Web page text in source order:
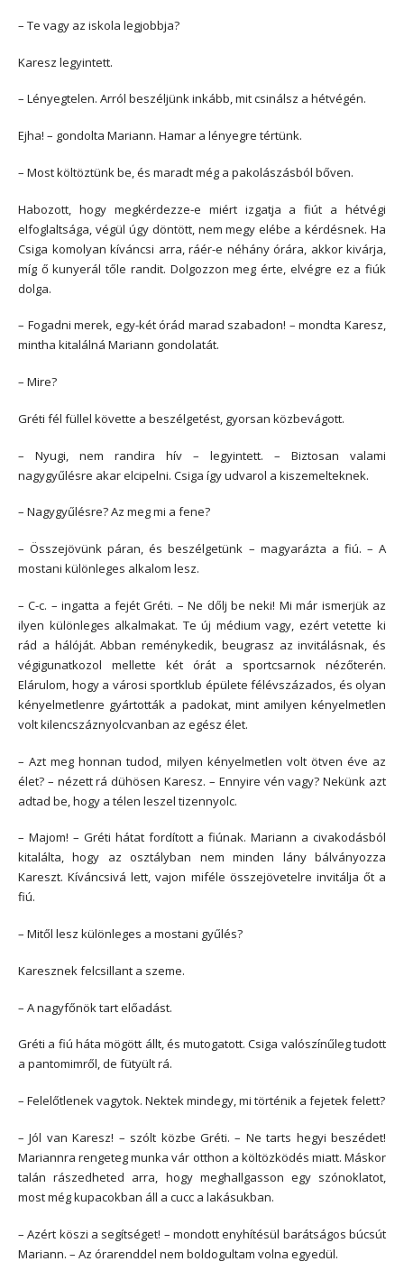
– Te vagy az iskola legjobbja?
Karesz legyintett.
– Lényegtelen. Arról beszéljünk inkább, mit csinálsz a hétvégén.
Ejha! – gondolta Mariann. Hamar a lényegre tértünk.
– Most költöztünk be, és maradt még a pakolászásból bőven.
Habozott, hogy megkérdezze-e miért izgatja a fiút a hétvégi
elfoglaltsága, végül úgy döntött, nem megy elébe a kérdésnek. Ha
Csiga komolyan kíváncsi arra, ráér-e néhány órára, akkor kivárja,
míg ő kunyerál tőle randit. Dolgozzon meg érte, elvégre ez a fiúk
dolga.
– Fogadni merek, egy-két órád marad szabadon! – mondta Karesz,
mintha kitalálná Mariann gondolatát.
– Mire?
Gréti fél füllel követte a beszélgetést, gyorsan közbevágott.
– Nyugi, nem randira hív – legyintett. – Biztosan valami
nagygyűlésre akar elcipelni. Csiga így udvarol a kiszemelteknek.
– Nagygyűlésre? Az meg mi a fene?
– Összejövünk páran, és beszélgetünk – magyarázta a fiú. – A
mostani különleges alkalom lesz.
– C-c. – ingatta a fejét Gréti. – Ne dőlj be neki! Mi már ismerjük az
ilyen különleges alkalmakat. Te új médium vagy, ezért vetette ki
rád a hálóját. Abban reménykedik, beugrasz az invitálásnak, és
végigunatkozol mellette két órát a sportcsarnok nézőterén.
Elárulom, hogy a városi sportklub épülete félévszázados, és olyan
kényelmetlenre gyártották a padokat, mint amilyen kényelmetlen
volt kilencszáznyolcvanban az egész élet.
– Azt meg honnan tudod, milyen kényelmetlen volt ötven éve az
élet? – nézett rá dühösen Karesz. – Ennyire vén vagy? Nekünk azt
adtad be, hogy a télen leszel tizennyolc.
– Majom! – Gréti hátat fordított a fiúnak. Mariann a civakodásból
kitalálta, hogy az osztályban nem minden lány bálványozza
Kareszt. Kíváncsivá lett, vajon miféle összejövetelre invitálja őt a
fiú.
– Mitől lesz különleges a mostani gyűlés?
Karesznek felcsillant a szeme.
– A nagyfőnök tart előadást.
Gréti a fiú háta mögött állt, és mutogatott. Csiga valószínűleg tudott
a pantomimről, de fütyült rá.
– Felelőtlenek vagytok. Nektek mindegy, mi történik a fejetek felett?
– Jól van Karesz! – szólt közbe Gréti. – Ne tarts hegyi beszédet!
Mariannra rengeteg munka vár otthon a költözködés miatt. Máskor
talán rászedheted arra, hogy meghallgasson egy szónoklatot,
most még kupacokban áll a cucc a lakásukban.
– Azért köszi a segítséget! – mondott enyhítésül barátságos búcsút
Mariann. – Az órarenddel nem boldogultam volna egyedül.